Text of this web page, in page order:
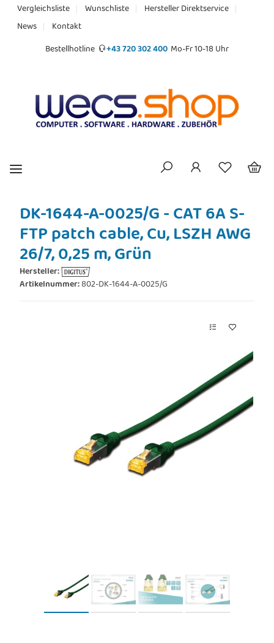
Vergleichsliste Wunschliste
Hersteller Direktservice
News
Kontakt
Bestellhotline
+43 720 302 400 Mo-Fr 10-18 Uhr
DK-1644-A-0025/G - CAT 6A S-
FTP patch cable, Cu, LSZH AWG
26/7, 0,25 m, Grün
Hersteller:
Artikelnummer:802-DK-1644-A-0025/G